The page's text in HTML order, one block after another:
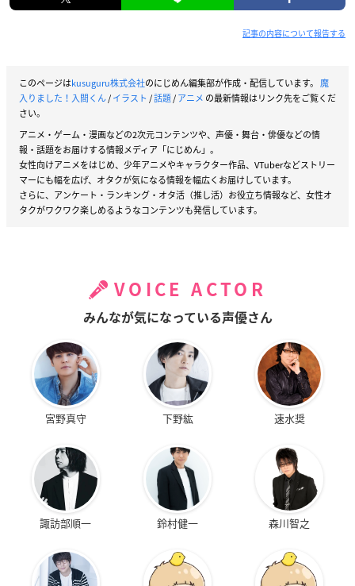
記事の内容について報告する
このページはkusuguru株式会社のにじめん編集部が作成・配信しています。 魔
入りました！入間くん/イラスト /話題/アニメ の最新情報はリンク先をご覧くだ
さい。
アニメ・ゲーム・漫画などの2次元コンテンツや、声優・舞台・俳優などの情
報・話題をお届けする情報メディア「にじめん」。
女性向けアニメをはじめ、少年アニメやキャラクター作品、VTuberなどストリー
マーにも幅を広げ、オタクが気になる情報を幅広くお届けしています。
さらに、アンケート・ランキング・オタ活（推し活）お役立ち情報など、女性オ
タクがワクワク楽しめるようなコンテンツも発信しています。
VOICE ACTOR
みんなが気になっている声優さん
宮野真守 下野紘 速水奨
諏訪部順一 鈴村健一 森川智之